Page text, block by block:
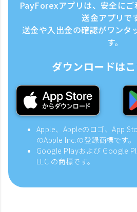
PayForexアプリは、安全に
送金アプリで
送金や入出金の確認がワンタ
す。
ダウンロードは
Apple、Appleのロゴ、App
のApple Inc.の登録商標です。
Google Playおよび Google
LLC の商標です。